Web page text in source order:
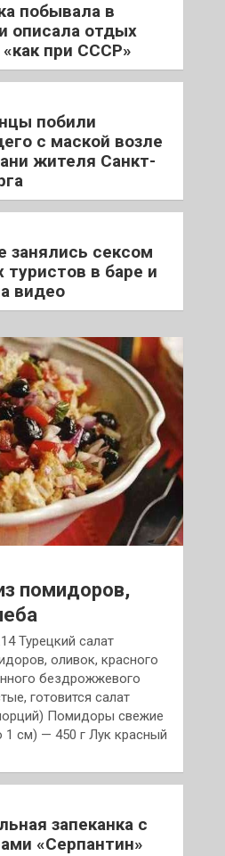
побывала в
описала отдых
при СССР»
побили
с маской возле
жителя Санкт-
занялись сексом
туристов в баре и
видео
помидоров,
Турецкий салат
оливок, красного
бездрожжевого
готовится салат
Помидоры свежие
1 см) — 450 г Лук красный
запеканка с
«Серпантин»